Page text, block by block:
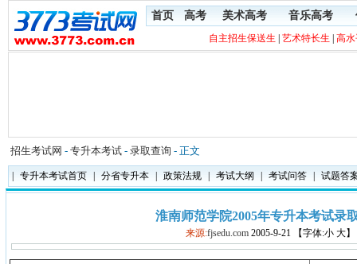
首页 高考 美术高考 音乐高考
自主招生保送生 艺术特长生 高
招生考试网 - 专升本考试 - 录取查询 - 正文
专升本考试首页 分省专升本 政策法规 考试大纲 考试问答 试题答
淮南师范学院2005年专升本考试录
来源:fjsedu.com 2005-9-21 【字体:小 大】